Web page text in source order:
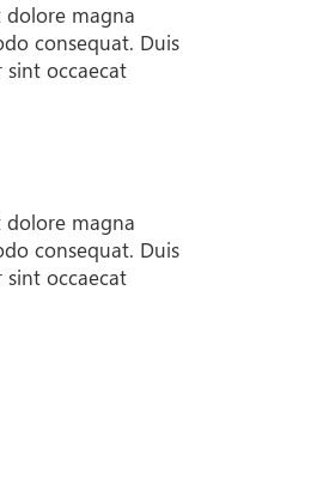
magna
consequat. Duis
occaecat
magna
consequat. Duis
occaecat